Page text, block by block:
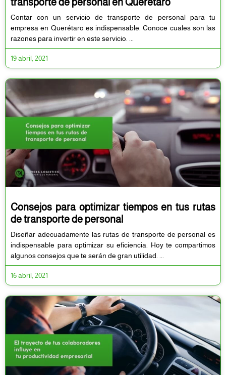
Contar con un servicio de transporte de personal para tu
empresa en Querétaro es indispensable. Conoce cuales son las
razones para invertir en este servicio.
19 abril, 2021
Consejos para optimizar tiempos en tus rutas
de transporte de personal
Diseñar adecuadamente las rutas de transporte de personal es
indispensable para optimizar su eficiencia. Hoy te compartimos
algunos consejos que te serán de gran utilidad.
16 abril, 2021